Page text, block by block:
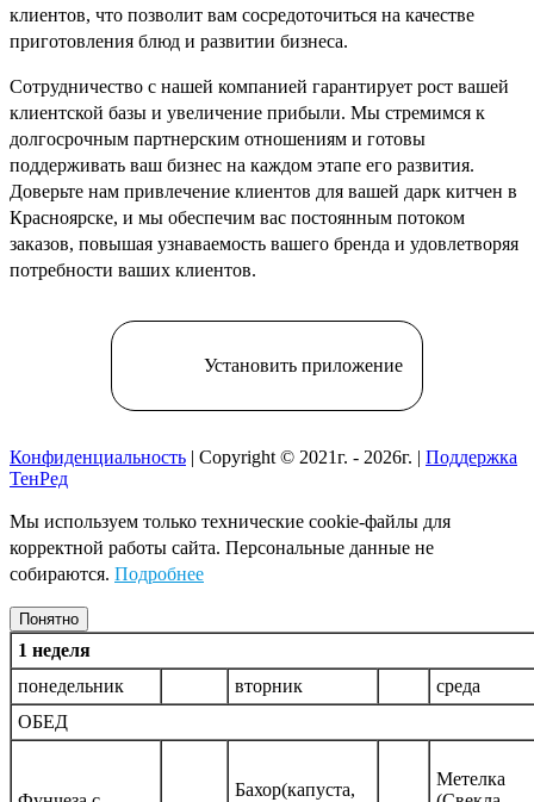
клиентов, что позволит вам сосредоточиться на качестве
приготовления блюд и развитии бизнеса.
Сотрудничество с нашей компанией гарантирует рост вашей
клиентской базы и увеличение прибыли. Мы стремимся к
долгосрочным партнерским отношениям и готовы
поддерживать ваш бизнес на каждом этапе его развития.
Доверьте нам привлечение клиентов для вашей дарк китчен в
Красноярске, и мы обеспечим вас постоянным потоком
заказов, повышая узнаваемость вашего бренда и удовлетворяя
потребности ваших клиентов.
Установить приложение
Конфиденциальность | Copyright © 2021г. - 2026г. | Поддержка
ТенРед
Мы используем только технические cookie-файлы для
корректной работы сайта. Персональные данные не
собираются. Подробнее
Понятно
1 неделя
понедельник
вторник
среда
ОБЕД
Бахор(капуста,
Метелка